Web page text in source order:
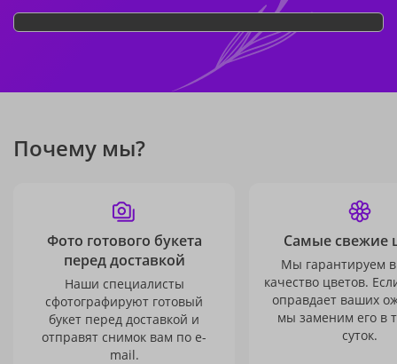
Почему мы?
Фото готового букета
перед доставкой
Наши специалисты
сфотографируют готовый
букет перед доставкой и
отправят снимок вам по e-
mail.
Самые свежие
Мы гарантируем
качество цветов.
оправдает ваших
мы заменим его в
суток.